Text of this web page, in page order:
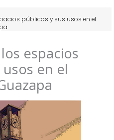
públicos y sus usos en el
espacios
en el